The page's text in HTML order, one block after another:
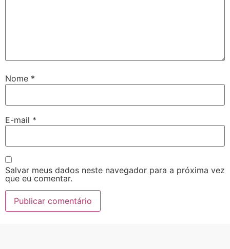
Nome *
E-mail *
Salvar meus dados neste navegador para a próxima vez
que eu comentar.